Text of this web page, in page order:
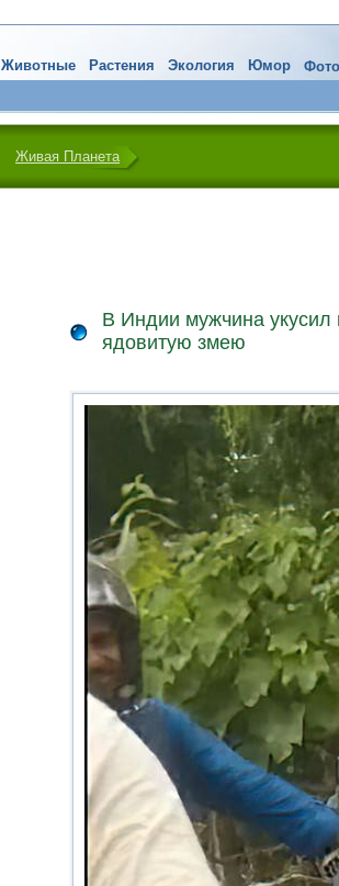
Животные Растения Экология Юмор
Живая Планета
В Индии мужчина
ядовитую змею